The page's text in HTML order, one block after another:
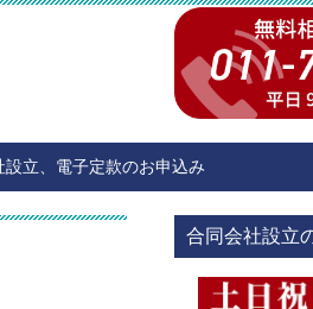
設立、電子定款のお申込み
合同会社設立